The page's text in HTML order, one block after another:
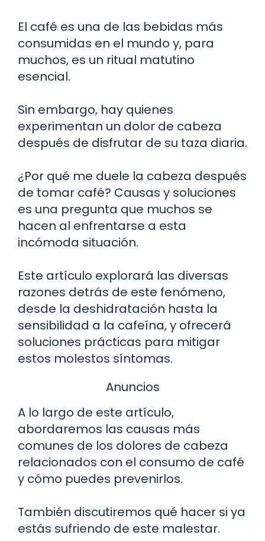
El café es una de las bebidas más
consumidas en el mundo y, para
muchos, es un ritual matutino
esencial.
Sin embargo, hay quienes
experimentan un dolor de cabeza
después de disfrutar de su taza diaria.
¿Por qué me duele la cabeza después
de tomar café? Causas y soluciones
es una pregunta que muchos se
hacen al enfrentarse a esta
incómoda situación.
Este artículo explorará las diversas
razones detrás de este fenómeno,
desde la deshidratación hasta la
sensibilidad a la cafeína, y ofrecerá
soluciones prácticas para mitigar
estos molestos síntomas.
Anuncios
A lo largo de este artículo,
abordaremos las causas más
comunes de los dolores de cabeza
relacionados con el consumo de café
y cómo puedes prevenirlos.
También discutiremos qué hacer si ya
estás sufriendo de este malestar.